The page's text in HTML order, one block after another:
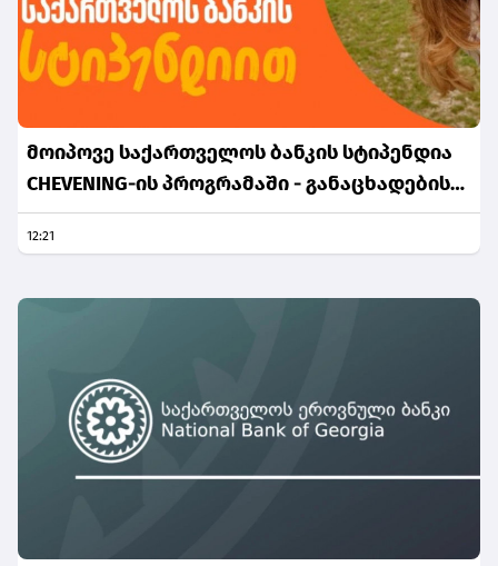
მოიპოვე საქართველოს ბანკის სტიპენდია
CHEVENING-ის პროგრამაში - განაცხადების
მიღება დაიწყო
12:21